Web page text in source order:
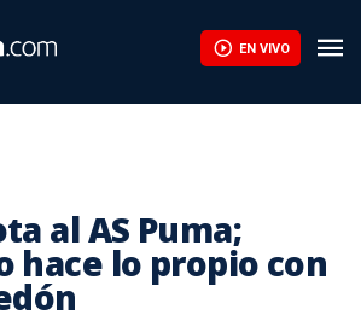
EN VIVO
al AS Puma;
hace lo propio con